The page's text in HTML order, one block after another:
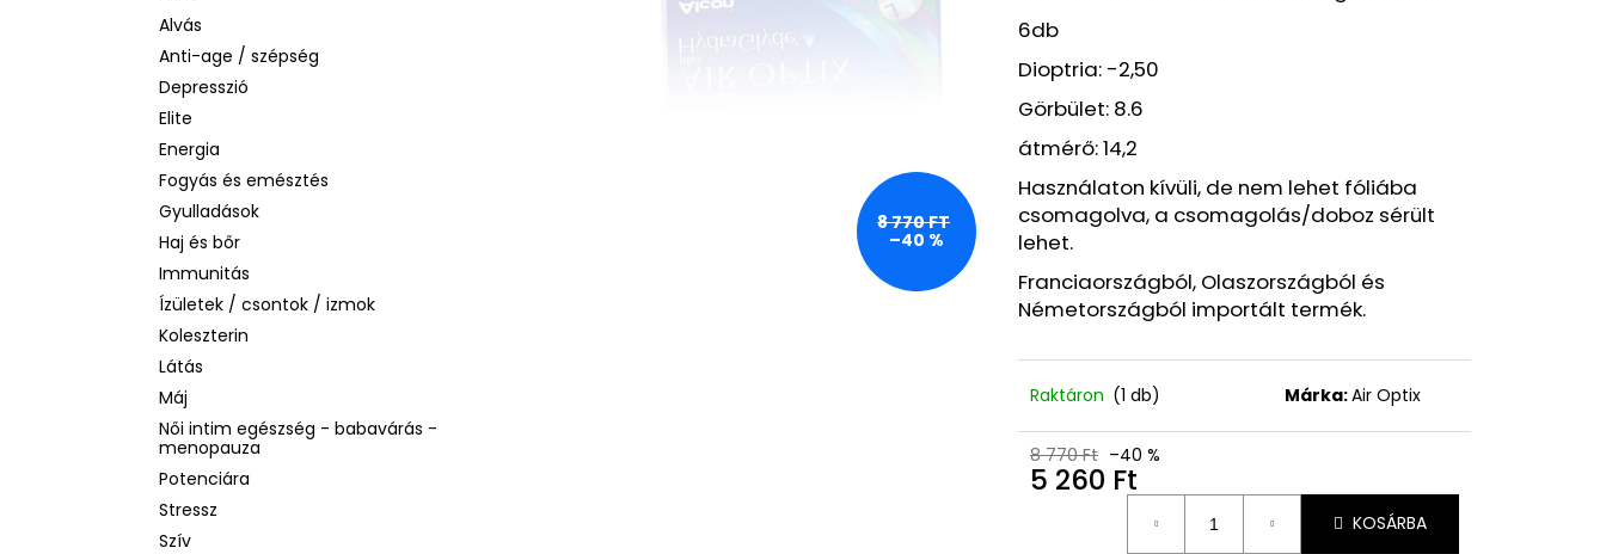
Alvás
Anti-age / szépség
Depresszió
Elite
Energia
Fogyás és emésztés
Gyulladások
Haj és bőr
Immunitás
Ízületek / csontok / izmok
Koleszterin
Látás
Máj
Női intim egészség - babavárás -
menopauza
Potenciára
Stressz
Szív
6db
Dioptria: -2,50
Görbület: 8.6
átmérő: 14,2
Használaton kívüli, de nem lehet fóliába
csomagolva, a csomagolás/doboz sérült
lehet.
Franciaországból, Olaszországból és
Németországból importált termék.
Raktáron (1 db) Márka:Air Optix
8 770 Ft –40 %
5 260 Ft
KOSÁRBA
8 770 FT
–40 %
BIODERMA PHOTODERM AQUAFLUID
INVISIBLE SPF 50+ – LÁTHATATLAN
ARCVÉDŐ KRÉM, 40 ML
2 480 Ft
Korábbi: 6 870 Ft
BEAUTY OF JOSEON HIDRATÁLÓ SZÉRUM LA ROCHE-POSAY VÍZÁLLÓ
SZEMPILLASPIRÁL, FEKETE, 7,6 ML
7 520 Ft